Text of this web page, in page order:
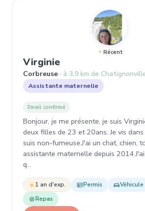
Récent
Virginie
Corbreuse à 3,9 km de
Assistante maternelle
Email confirmé
Bonjour, je me présente, je suis
deux filles de 23 et 20ans. Je vis dans
suis non-fumeuse.J'ai un chat, chien,
assistante maternelle depuis
q…
1 an d'exp. Permis Véhicule
Repas